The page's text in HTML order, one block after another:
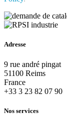
Adresse
9 rue andré pingat
51100 Reims
France
+33 3 23 82 07 90
Nos services